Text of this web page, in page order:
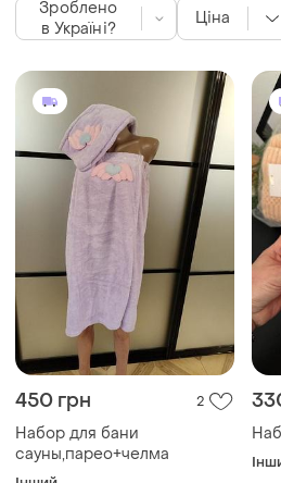
450 грн 2
Набор для бани
сауны,парео+челма
Зроблено
в Україні?
Ціна